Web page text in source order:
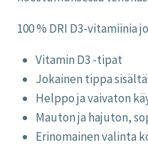
100 % DRI D3-vitamiinia
Vitamin D3 -tipat
Jokainen tippa
Helppo ja vaivaton
Mauton ja hajuton,
Erinomainen valinta